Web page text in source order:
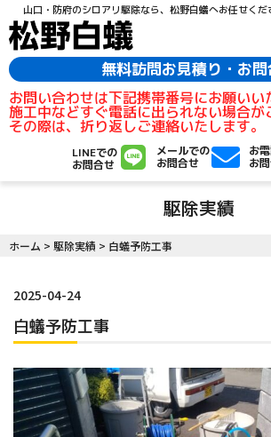
山口・防府のシロアリ駆除なら、松野白蟻へお任せくだ
無料訪問お見積り・お
お問い合わせは下記携帯番号にお願いい
施工中などすぐ電話に出られない場合が
その際は、折り返しご連絡いたします。
LINEでの
お問合せ
メールでの
お問合せ
お
お
駆除実績
ホーム > 駆除実績 > 白蟻予防工事
2025-04-24
白蟻予防工事